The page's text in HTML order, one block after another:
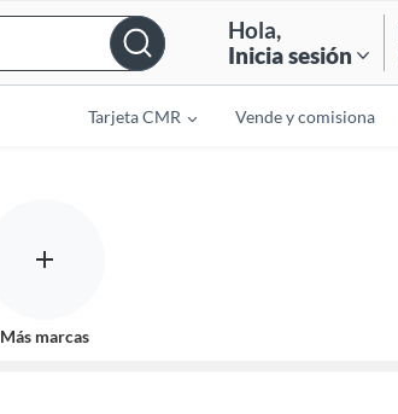
Hola,
Inicia sesión
Tarjeta CMR Vende y comisiona
Más marcas